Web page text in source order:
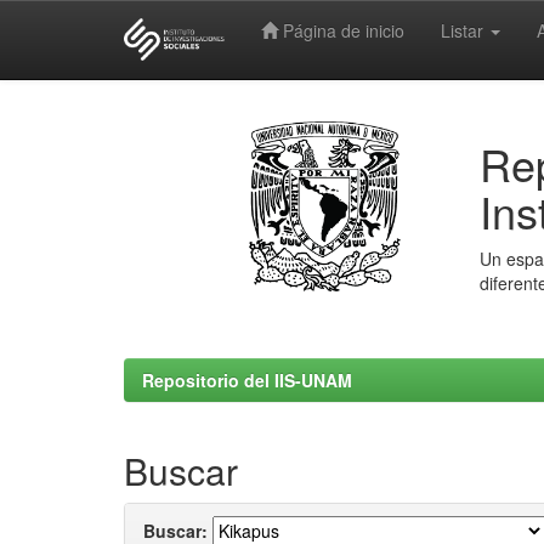
Página de inicio Listar
Un
Repositorio del IIS-UNAM
Buscar
Buscar: